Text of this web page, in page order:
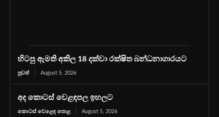
හිටපු ඇමති අකිල 18 දක්වා රක්ෂිත බන්ධනාගාරයට
පුවත් August 5, 2026
අද කොටස් වෙළඳපල ඉහලට
කොටස් වෙළෙඳ පොළ August 5, 2026